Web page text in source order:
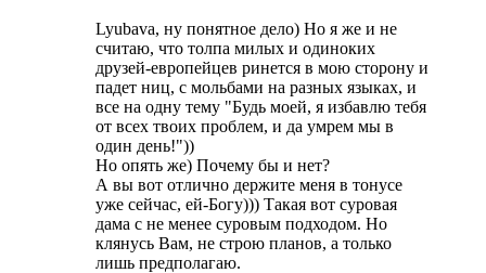
Lyubava, ну понятное дело) Но я же и не
считаю, что толпа милых и одиноких
друзей-европейцев ринется в мою сторону и
падет ниц, с мольбами на разных языках, и
все на одну тему "Будь моей, я избавлю тебя
от всех твоих проблем, и да умрем мы в
один день!"))
Но опять же) Почему бы и нет?
А вы вот отлично держите меня в тонусе
уже сейчас, ей-Богу))) Такая вот суровая
дама с не менее суровым подходом. Но
клянусь Вам, не строю планов, а только
лишь предполагаю.